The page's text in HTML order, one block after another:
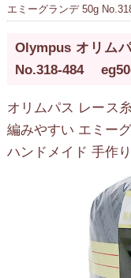
エミーグランデ 50g
Olympus オリム
No.318-484
オリムパス レース
編みやすい エミー
ハンドメイド 手作り